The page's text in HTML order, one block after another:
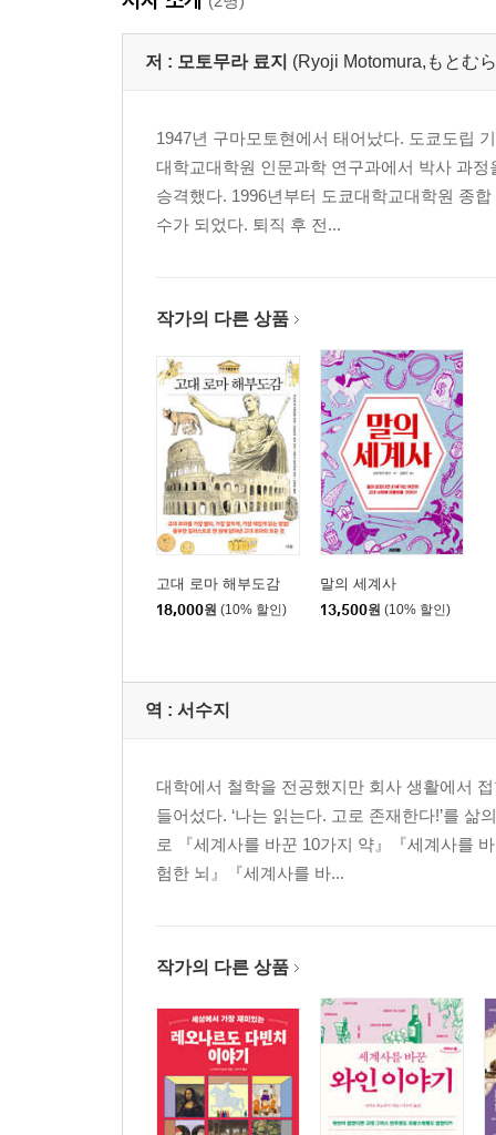
저 : 모토무라 료지 (Ryoji Motomura,もとむ
1947년 구마모토현에서 태어났다. 도쿄도립
대학교대학원 인문과학 연구과에서 박사 과
승격했다. 1996년부터 도쿄대학교대학원 종
수가 되었다. 퇴직 후 전...
작가의 다른 상품
고대 로마 해부도감
18,000원 (10% 할인)
말의 세계사
13,500원 (10% 할인)
역 : 서수지
대학에서 철학을 전공했지만 회사 생활에서
들어섰다. ‘나는 읽는다. 고로 존재한다!’를
로 『세계사를 바꾼 10가지 약』『세계사를
험한 뇌』『세계사를 바...
작가의 다른 상품